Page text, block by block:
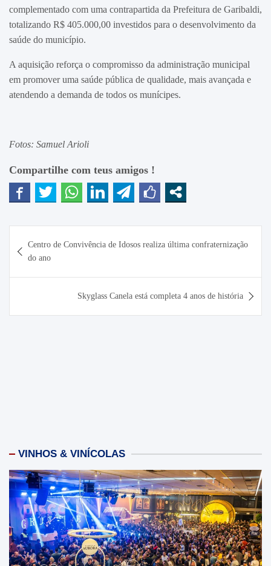
complementado com uma contrapartida da Prefeitura de Garibaldi,
totalizando R$ 405.000,00 investidos para o desenvolvimento da
saúde do município.
A aquisição reforça o compromisso da administração municipal
em promover uma saúde pública de qualidade, mais avançada e
atendendo a demanda de todos os munícipes.
Fotos: Samuel Arioli
Compartilhe com teus amigos !
de
Post
Centro de Convivência de Idosos realiza última confraternização
do ano
Skyglass Canela está completa 4 anos de história
VINHOS & VINÍCOLAS